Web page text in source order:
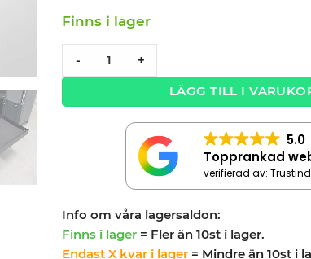
Finns i lager
- +
LÄGG TILL I
5.0
Topprankad
verifierad av:
Info om våra lagersaldon:
Finns i lager = Fler än 10st i lager.
Endast X kvar i lager = Mindre än 10st i